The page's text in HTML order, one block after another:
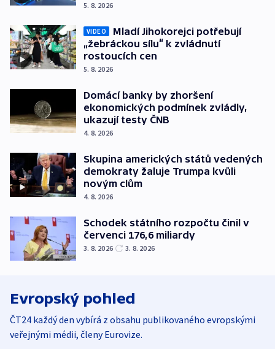
5. 8. 2026
VIDEO
Mladí Jihokorejci potřebují
„žebráckou sílu“ k zvládnutí
rostoucích cen
5. 8. 2026
Domácí banky by zhoršení
ekonomických podmínek zvládly,
ukazují testy ČNB
4. 8. 2026
Skupina amerických států vedených
demokraty žaluje Trumpa kvůli
novým clům
4. 8. 2026
Schodek státního rozpočtu činil v
červenci 176,6 miliardy
3. 8. 2026 3. 8. 2026
Evropský pohled
ČT24 každý den vybírá z obsahu publikovaného evropskými
veřejnými médii, členy Eurovize.